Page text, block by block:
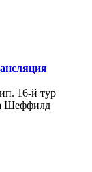
16-й тур
Шеффилд